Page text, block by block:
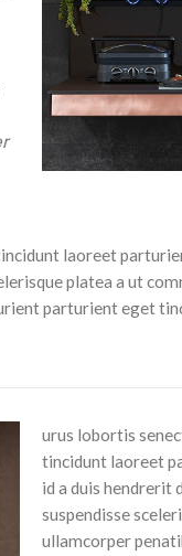
laoreet
platea a ut
parturient eget
urus lobortis
tincidunt laoreet
id a duis hendrerit
suspendisse
ullamcorper